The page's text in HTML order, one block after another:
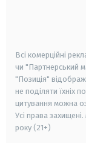
Всі комерційні
чи "Партнерський
"Позиція"
не поділяти їхніх
цитування можна
Усі права захищені.
року (21+)